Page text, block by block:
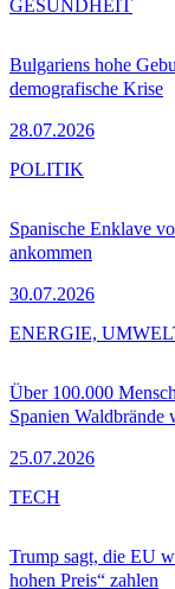
Bulgariens hohe
demografische Krise
28.07.2026
GESUNDHEIT
Spanische Enklave
ankommen
30.07.2026
POLITIK
Über 100.000
Spanien Waldbrände
25.07.2026
ENERGIE,
Trump sagt, die EU
hohen Preis“ zahlen
TECH